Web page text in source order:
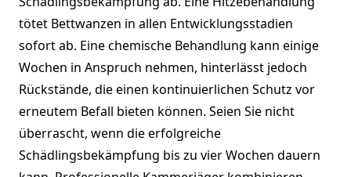
tötet Bettwanzen in allen Entwicklungsstadien
sofort ab. Eine chemische Behandlung kann einige
Wochen in Anspruch nehmen, hinterlässt jedoch
Rückstände, die einen kontinuierlichen Schutz vor
erneutem Befall bieten können. Seien Sie nicht
überrascht, wenn die erfolgreiche
Schädlingsbekämpfung bis zu vier Wochen dauern